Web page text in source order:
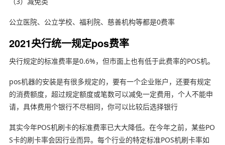
公立医院、公立学校、福利院、慈善机构等都是0费率
2021央行统一规定pos费率
央行规定的标准费率是0.6%，但市面上也有低于此费率的POS机。
pos机器的安装是有很多规定的，要有一个企业账户，还要有规定
的消费额度，超过规定额度或笔数可以减免一定费用，个人不能申
请，具体费用个银行不尽相同，你可以比较后选择银行
其实今年POS机刷卡的标准费率已大大降低。在今年之前，某些PO
S卡的刷卡率会因行业而异。每个行业的特定标准POS机刷卡率如